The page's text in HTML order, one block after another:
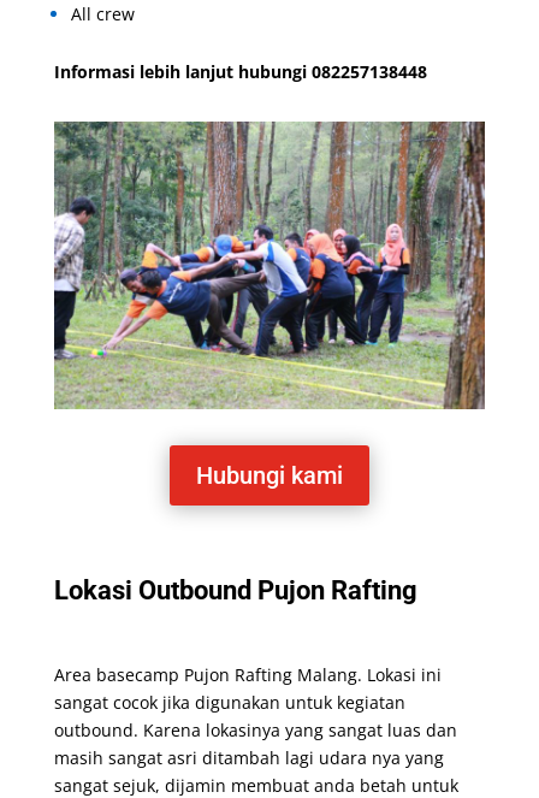
All crew
Informasi lebih lanjut hubungi 082257138448
Hubungi kami
Lokasi Outbound Pujon Rafting
Area basecamp Pujon Rafting Malang. Lokasi ini
sangat cocok jika digunakan untuk kegiatan
outbound. Karena lokasinya yang sangat luas dan
masih sangat asri ditambah lagi udara nya yang
sangat sejuk, dijamin membuat anda betah untuk